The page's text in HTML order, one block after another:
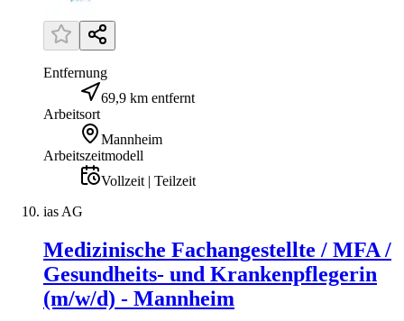
Entfernung
69,9 km entfernt
Arbeitsort
Mannheim
Arbeitszeitmodell
Vollzeit | Teilzeit
ias AG
Medizinische Fachangestellte / MFA /
Gesundheits- und Krankenpflegerin
(m/w/d) - Mannheim